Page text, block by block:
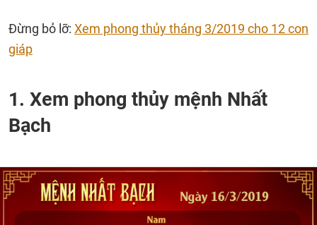
Đừng bỏ lỡ: Xem phong thủy tháng 3/2019 cho 12 con
giáp
1. Xem phong thủy mệnh Nhất
Bạch